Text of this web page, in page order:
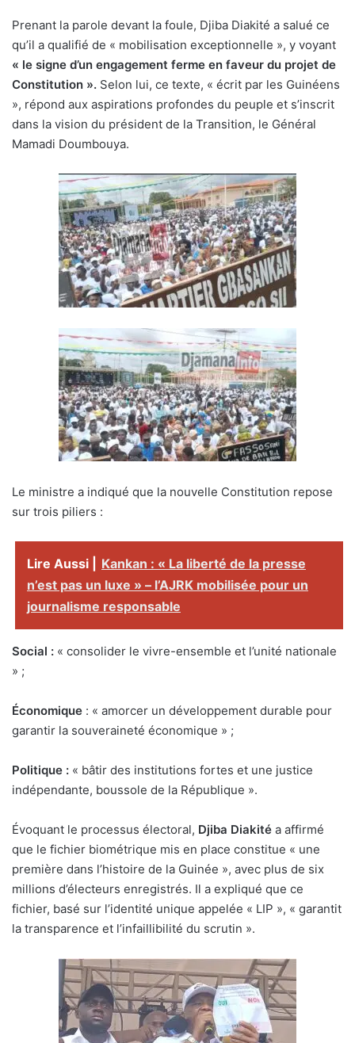
Prenant la parole devant la foule, Djiba Diakité a salué ce
qu’il a qualifié de « mobilisation exceptionnelle », y voyant
« le signe d’un engagement ferme en faveur du projet de
Constitution ». Selon lui, ce texte, « écrit par les Guinéens
», répond aux aspirations profondes du peuple et s’inscrit
dans la vision du président de la Transition, le Général
Mamadi Doumbouya.
Le ministre a indiqué que la nouvelle Constitution repose
sur trois piliers :
Lire Aussi |
Kankan : « La liberté de la presse
n’est pas un luxe » – l’AJRK mobilisée pour un
journalisme responsable
Social : « consolider le vivre-ensemble et l’unité nationale
» ;
Économique : « amorcer un développement durable pour
garantir la souveraineté économique » ;
Politique : « bâtir des institutions fortes et une justice
indépendante, boussole de la République ».
Évoquant le processus électoral, Djiba Diakité a affirmé
que le fichier biométrique mis en place constitue « une
première dans l’histoire de la Guinée », avec plus de six
millions d’électeurs enregistrés. Il a expliqué que ce
fichier, basé sur l’identité unique appelée « LIP », « garantit
la transparence et l’infaillibilité du scrutin ».